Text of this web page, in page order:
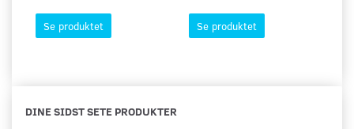
Se produktet Se produktet
DINE SIDST SETE PRODUKTER